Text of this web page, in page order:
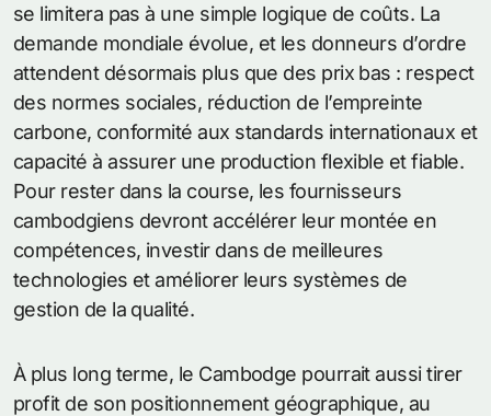
se limitera pas à une simple logique de coûts. La
demande mondiale évolue, et les donneurs d’ordre
attendent désormais plus que des prix bas : respect
des normes sociales, réduction de l’empreinte
carbone, conformité aux standards internationaux et
capacité à assurer une production flexible et fiable.
Pour rester dans la course, les fournisseurs
cambodgiens devront accélérer leur montée en
compétences, investir dans de meilleures
technologies et améliorer leurs systèmes de
gestion de la qualité.
À plus long terme, le Cambodge pourrait aussi tirer
profit de son positionnement géographique, au